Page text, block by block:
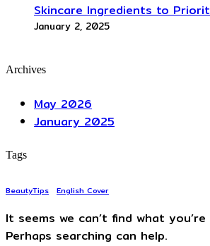
Skincare Ingredients to
January 2, 2025
Archives
May 2026
January 2025
Tags
BeautyTips English Cover
It seems we can’t find what
Perhaps searching can help.